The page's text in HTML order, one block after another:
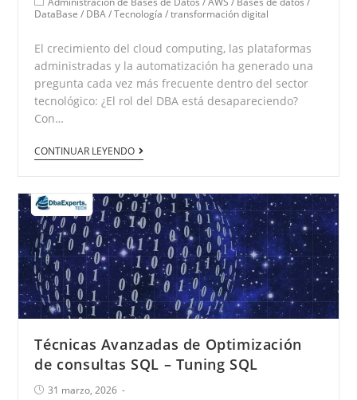
DataBase / DBA/Tecnología /transformación digital
El crecimiento del cloud computing, las plataformas
administradas y la automatización ha generado una
pregunta cada vez más frecuente dentro del sector
tecnológico: ¿El rol del DBA está desapareciendo?
Con…
CONTINUAR LEYENDO
Técnicas Avanzadas de Optimización
de consultas SQL – Tuning SQL
31 marzo, 2026